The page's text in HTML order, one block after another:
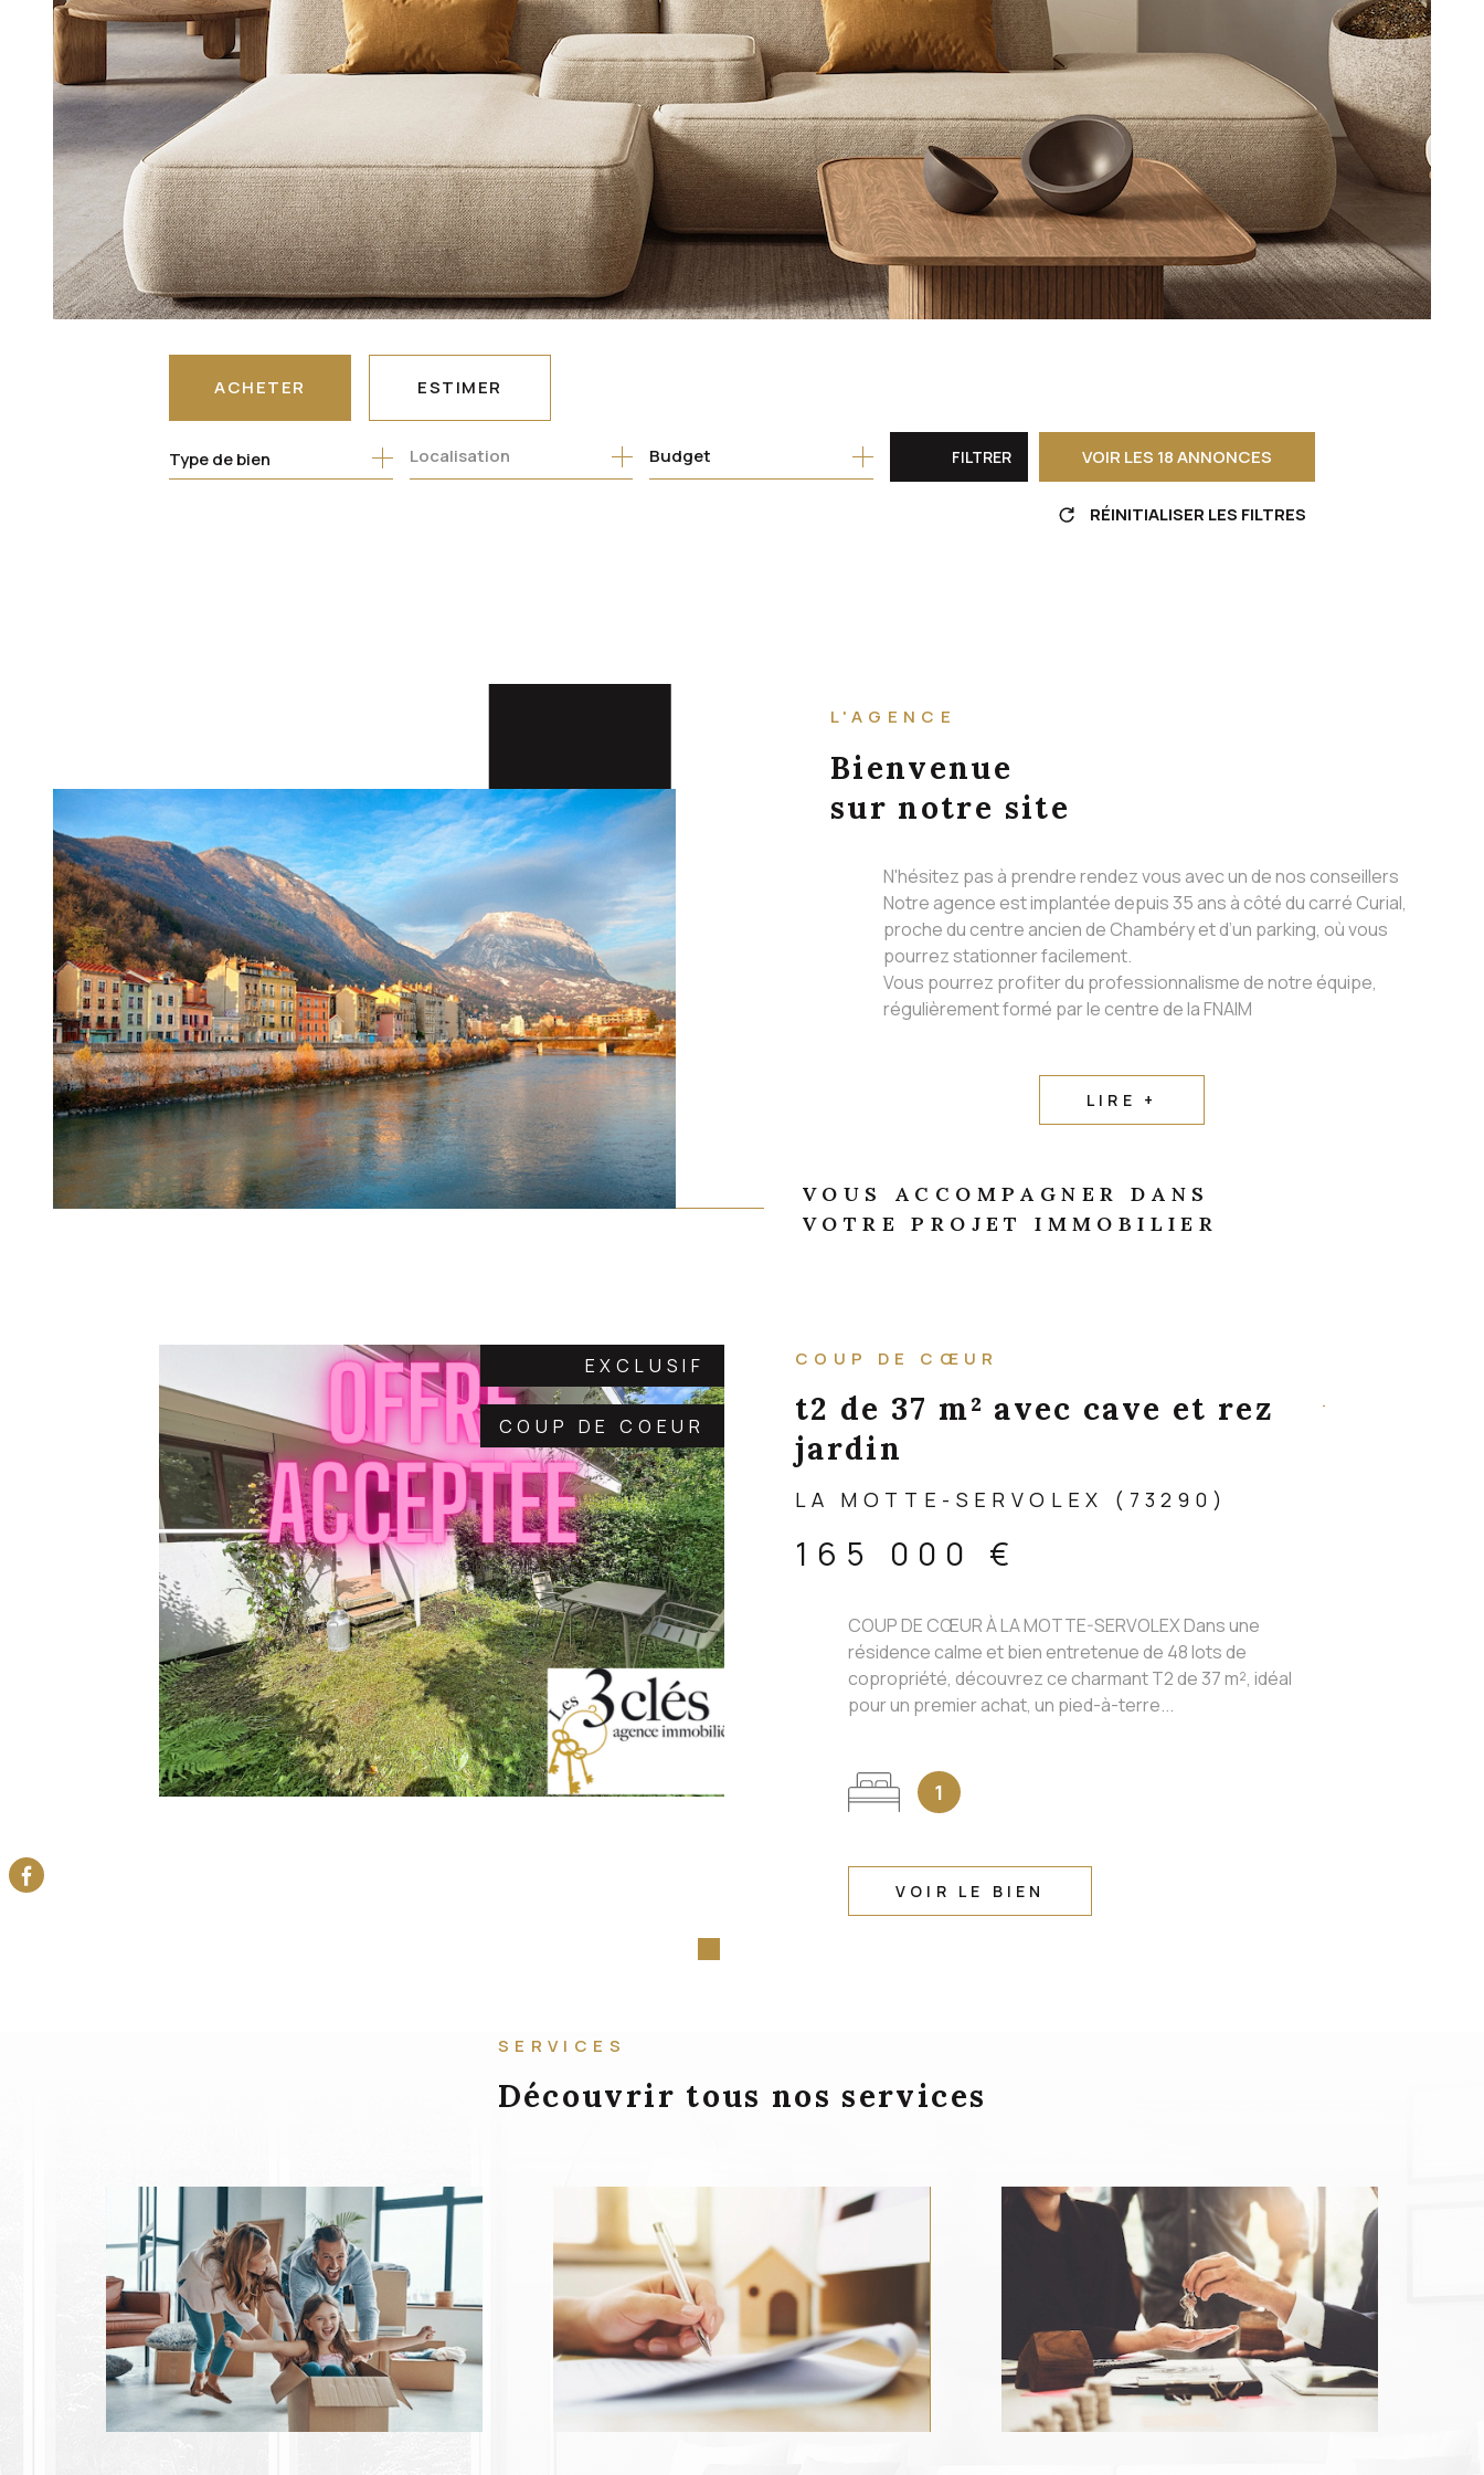
CONTACT
ACHETER
DE L'ANCIEN
ESTIMER
Type de bien Budget FILTRER VOIR LES 18ANNONCES
RÉINITIALISER LES FILTRES
L'AGENCE
Bienvenue
sur notre site
N'hésitez pas à prendre rendez vous avec un de nos conseillers
Notre agence est implantée depuis 35 ans à côté du carré Curial,
proche du centre ancien de Chambéry et d’un parking, où vous
pourrez stationner facilement.
Vous pourrez profiter du professionnalisme de notre équipe,
régulièrement formé par le centre de la FNAIM
LIRE +
VOUS ACCOMPAGNER DANS
VOTRE PROJET IMMOBILIER
EXCLUSIF
COUP DE COEUR
COUP DE CŒUR
t2 de 37 m² avec cave et rez
jardin
LA MOTTE-SERVOLEX (73290)
165 000 €
COUP DE CŒUR À LA MOTTE-SERVOLEX Dans une
résidence calme et bien entretenue de 48 lots de
copropriété, découvrez ce charmant T2 de 37 m², idéal
pour un premier achat, un pied-à-terre...
1
VOIR LE BIEN
SERVICES
Découvrir tous nos services